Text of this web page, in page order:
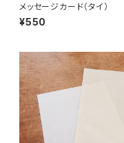
メッセージカード（タイ）
¥550